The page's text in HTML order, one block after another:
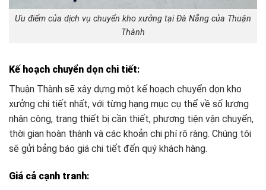
Ưu điểm của dịch vụ chuyển kho xưởng tại Đà Nẵng của Thuận
Thành
Kế hoạch chuyển dọn chi tiết:
Thuận Thành sẽ xây dựng một kế hoạch chuyển dọn kho
xưởng chi tiết nhất, với từng hạng mục cụ thể về số lượng
nhân công, trang thiết bị cần thiết, phương tiện vận chuyển,
thời gian hoàn thành và các khoản chi phí rõ ràng. Chúng tôi
sẽ gửi bảng báo giá chi tiết đến quý khách hàng.
Giá cả cạnh tranh: